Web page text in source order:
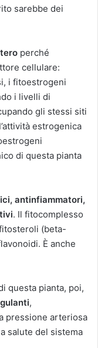
sarebbe dei
perché
cellulare:
i fitoestrogeni
i livelli di
gli stessi siti
estrogenica
di questa pianta
antinfiammatori,
. Il fitocomplesso
(beta-
È anche
questa pianta, poi,
,
pressione arteriosa
salute del sistema